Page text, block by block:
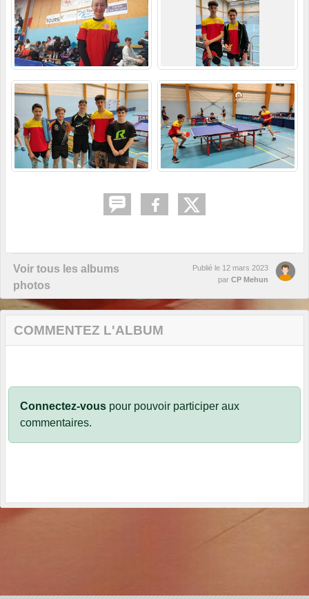
Voir tous les albums
photos
Publié le 12 mars 2023
par CP Mehun
COMMENTEZ L'ALBUM
Connectez-vous pour pouvoir participer aux
commentaires.